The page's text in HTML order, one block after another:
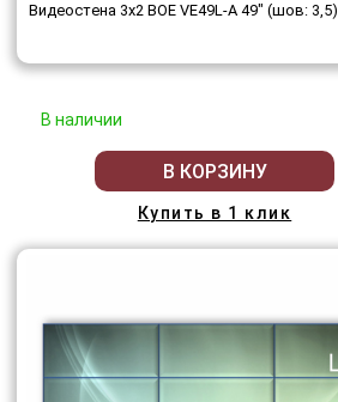
Видеостена 3x2 BOE VE49L-A 49" (шов: 3,5)
В наличии
В КОРЗИНУ
Купить в 1 клик